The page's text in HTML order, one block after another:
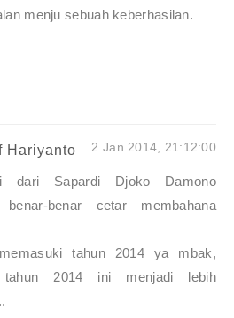
menju sebuah keberhasilan.
Hariyanto 2 Jan 2014, 21:12:00
dari Sapardi Djoko Damono
benar-benar cetar membahana
tahun 2014 ya mbak,
tahun 2014 ini menjadi lebih